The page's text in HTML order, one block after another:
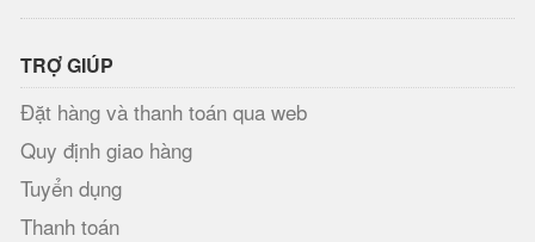
TRỢ GIÚP
Đặt hàng và thanh toán qua web
Quy định giao hàng
Tuyển dụng
Thanh toán